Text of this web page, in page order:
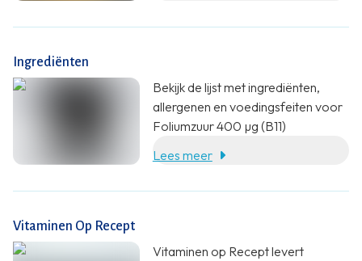
Ingrediënten
Bekijk de lijst met ingrediënten,
allergenen en voedingsfeiten voor
Foliumzuur 400 µg (B11)
Lees meer
Vitaminen Op Recept
Vitaminen op Recept levert